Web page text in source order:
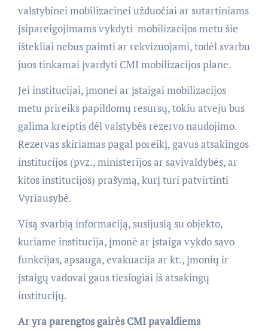
valstybinei mobilizacinei užduočiai ar sutartiniams
įsipareigojimams vykdyti  mobilizacijos metu šie
ištekliai nebus paimti ar rekvizuojami, todėl svarbu
juos tinkamai įvardyti CMI mobilizacijos plane.
Jei institucijai, įmonei ar įstaigai mobilizacijos
metu prireiks papildomų resursų, tokiu atveju bus
galima kreiptis dėl valstybės rezervo naudojimo.
Rezervas skiriamas pagal poreikį, gavus atsakingos
institucijos (pvz., ministerijos ar savivaldybės, ar
kitos institucijos) prašymą, kurį turi patvirtinti
Vyriausybė.
Visą svarbią informaciją, susijusią su objekto,
kuriame institucija, įmonė ar įstaiga vykdo savo
funkcijas, apsauga, evakuacija ar kt., įmonių ir
įstaigų vadovai gaus tiesiogiai iš atsakingų
institucijų.
Ar yra parengtos gairės CMI pavaldiems